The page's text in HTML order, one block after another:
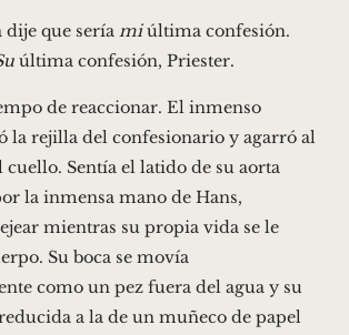
que sería miúltima confesión.
última confesión, Priester.
de reaccionar. El inmenso
la rejilla del confesionario y agarró al
cuello. Sentía el latido de su aorta
la inmensa mano de Hans,
mientras su propia vida se le
Su boca se movía
como un pez fuera del agua y su
a la de un muñeco de papel